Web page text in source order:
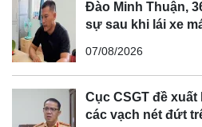
Đào Minh Thuận,
sự sau khi lái xe
07/08/2026
Cục CSGT đề
các vạch nét đứt